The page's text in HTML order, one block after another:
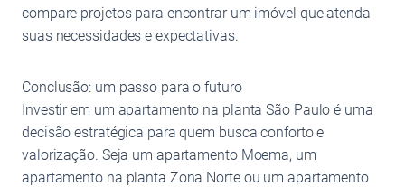
compare projetos para encontrar um imóvel que atenda
suas necessidades e expectativas.
Conclusão: um passo para o futuro
Investir em um apartamento na planta São Paulo é uma
decisão estratégica para quem busca conforto e
valorização. Seja um apartamento Moema, um
apartamento na planta Zona Norte ou um apartamento